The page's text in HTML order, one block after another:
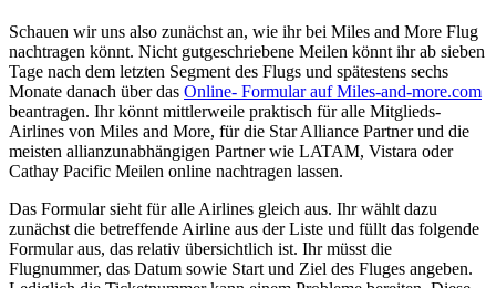
Schauen wir uns also zunächst an, wie ihr bei Miles and More Flug
nachtragen könnt. Nicht gutgeschriebene Meilen könnt ihr ab sieben
Tage nach dem letzten Segment des Flugs und spätestens sechs
Monate danach über das Online- Formular auf Miles-and-more.com
beantragen. Ihr könnt mittlerweile praktisch für alle Mitglieds-
Airlines von Miles and More, für die Star Alliance Partner und die
meisten allianzunabhängigen Partner wie LATAM, Vistara oder
Cathay Pacific Meilen online nachtragen lassen.
Das Formular sieht für alle Airlines gleich aus. Ihr wählt dazu
zunächst die betreffende Airline aus der Liste und füllt das folgende
Formular aus, das relativ übersichtlich ist. Ihr müsst die
Flugnummer, das Datum sowie Start und Ziel des Fluges angeben.